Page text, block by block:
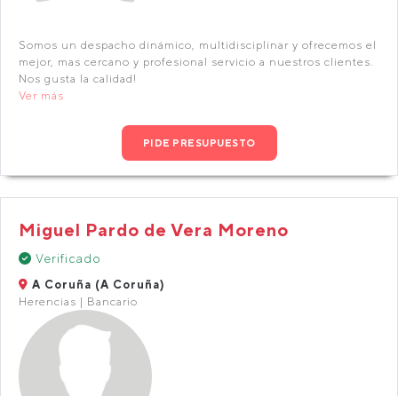
Somos un despacho dinámico, multidisciplinar y ofrecemos el
mejor, mas cercano y profesional servicio a nuestros clientes.
Nos gusta la calidad!
Ver más
PIDE PRESUPUESTO
Miguel Pardo de Vera Moreno
Verificado
A Coruña (A Coruña)
Herencias | Bancario